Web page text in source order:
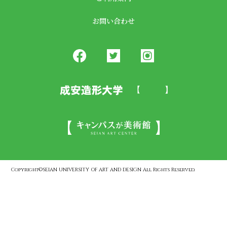
お問い合わせ
Copyright©SEIAN UNIVERSITY OF ART AND DESIGN All Rights Reserved.